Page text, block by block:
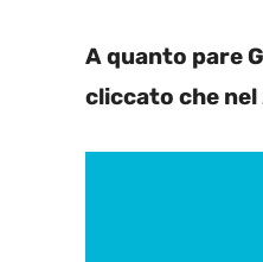
A quanto pare
cliccato che